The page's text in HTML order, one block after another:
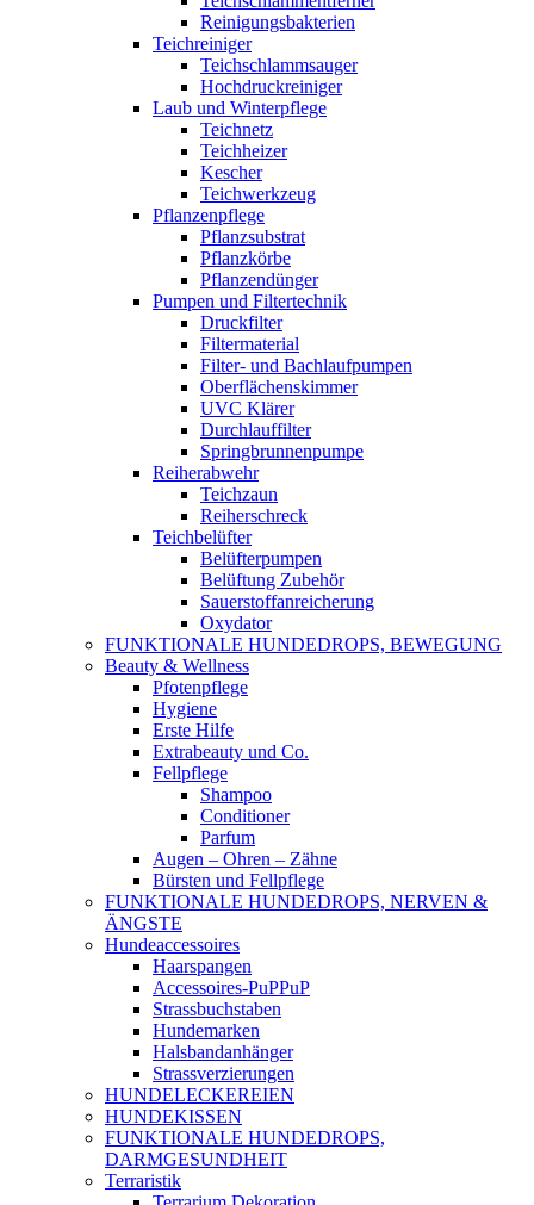
Reinigungsbakterien
Teichreiniger
Teichschlammsauger
Hochdruckreiniger
Laub und Winterpflege
Teichnetz
Teichheizer
Kescher
Teichwerkzeug
Pflanzenpflege
Pflanzsubstrat
Pflanzkörbe
Pflanzendünger
Pumpen und Filtertechnik
Druckfilter
Filtermaterial
Filter- und Bachlaufpumpen
Oberflächenskimmer
UVC Klärer
Durchlauffilter
Springbrunnenpumpe
Reiherabwehr
Teichzaun
Reiherschreck
Teichbelüfter
Belüfterpumpen
Belüftung Zubehör
Sauerstoffanreicherung
Oxydator
FUNKTIONALE HUNDEDROPS, BEWEGUNG
Beauty & Wellness
Pfotenpflege
Hygiene
Erste Hilfe
Extrabeauty und Co.
Fellpflege
Shampoo
Conditioner
Parfum
Augen – Ohren – Zähne
Bürsten und Fellpflege
FUNKTIONALE HUNDEDROPS, NERVEN &
ÄNGSTE
Hundeaccessoires
Haarspangen
Accessoires-PuPPuP
Strassbuchstaben
Hundemarken
Halsbandanhänger
Strassverzierungen
HUNDELECKEREIEN
HUNDEKISSEN
FUNKTIONALE HUNDEDROPS,
DARMGESUNDHEIT
Terraristik